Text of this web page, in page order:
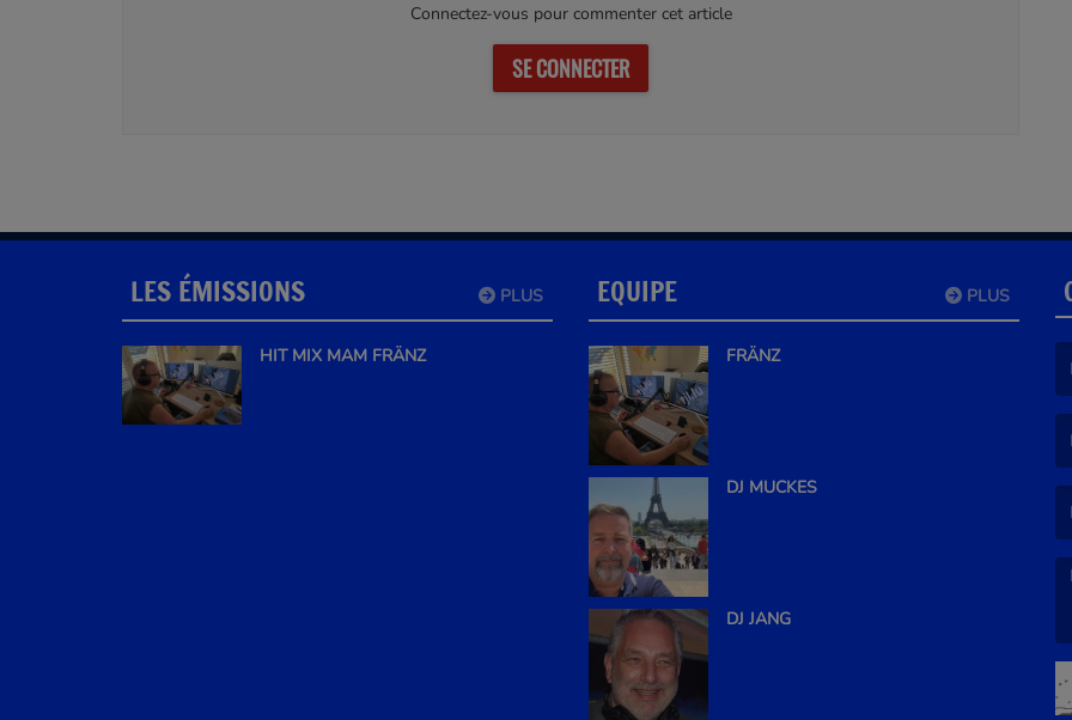
Connectez-vous pour commenter cet article
SE CONNECTER
PLUS
LES ÉMISSIONS
HIT MIX MAM FRÄNZ
PLUS
EQUIPE
FRÄNZ
DJ MUCKES
DJ JANG